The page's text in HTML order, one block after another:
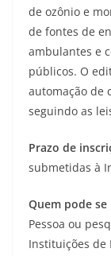
de ozônio e
de fontes de
ambulantes e
públicos. O
automação de
seguindo as
Prazo de
submetidas à
Quem pode se
Pessoa ou
Instituições de